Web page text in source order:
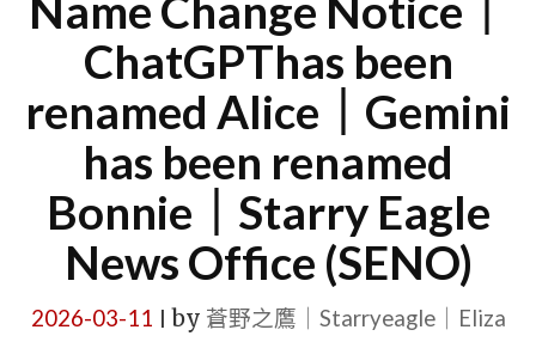
ChatGPThas been
renamed Alice｜Gemini
has been renamed
Bonnie｜Starry Eagle
News Office (SENO)
2026-03-11 by 蒼野之鷹｜Starryeagle｜Eliza